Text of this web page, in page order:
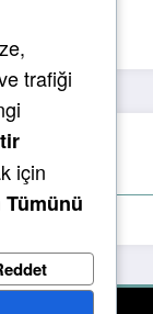
trafiği
için
Tümünü